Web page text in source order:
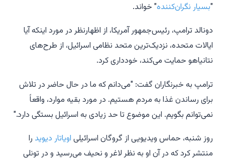
"بسیار نگران‌کننده" خواند.
دونالد ترامپ، رئیس‌جمهور آمریکا، از اظهارنظر در مورد اینکه آیا
ایالات متحده، نزدیک‌ترین متحد نظامی اسرائیل، از طرح‌های
نتانیاهو حمایت می‌کند، خودداری کرد.
ترامپ به خبرنگاران گفت: "می‌دانم که ما در حال حاضر در تلاش
برای رساندن غذا به مردم هستیم. در مورد بقیه موارد، واقعاً
نمی‌توانم بگویم. این موضوع تا حد زیادی به اسرائیل بستگی دارد."
روز شنبه، حماس ویدیویی از گروگان اسرائیلی اویاتار دیوید را
منتشر کرد که در آن او به نظر لاغر و نحیف می‌رسید و در تونلی